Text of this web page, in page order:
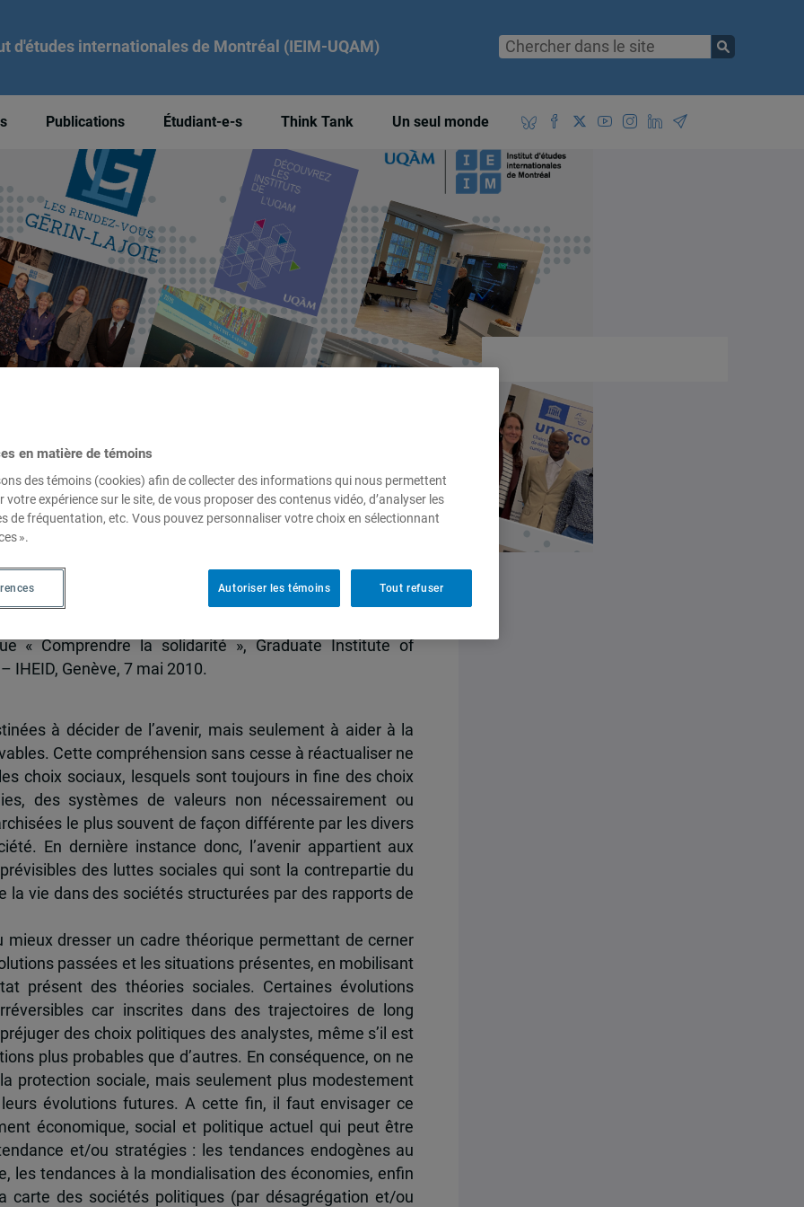
d'études internationales de Montréal (IEIM-UQAM)
Publications Étudiant-e-s Think Tank Un seul monde
et lien territorial :
dans la mondialisation
« Comprendre la solidarité », Graduate Institute of
IHEID, Genève, 7 mai 2010.
à décider de l’avenir, mais seulement à aider à la
Cette compréhension sans cesse à réactualiser ne
choix sociaux, lesquels sont toujours in fine des choix
des systèmes de valeurs non nécessairement ou
le plus souvent de façon différente par les divers
En dernière instance donc, l’avenir appartient aux
des luttes sociales qui sont la contrepartie du
la vie dans des sociétés structurées par des rapports de
mieux dresser un cadre théorique permettant de cerner
passées et les situations présentes, en mobilisant
présent des théories sociales. Certaines évolutions
car inscrites dans des trajectoires de long
des choix politiques des analystes, même s’il est
plus probables que d’autres. En conséquence, on ne
protection sociale, mais seulement plus modestement
évolutions futures. A cette fin, il faut envisager ce
économique, social et politique actuel qui peut être
et/ou stratégies : les tendances endogènes au
les tendances à la mondialisation des économies, enfin
carte des sociétés politiques (par désagrégation et/ou
en matière de témoins
des témoins (cookies) afin de collecter des informations qui nous permettent
votre expérience sur le site, de vous proposer des contenus vidéo, d’analyser les
de fréquentation, etc. Vous pouvez personnaliser votre choix en sélectionnant
».
Tout refuser
Autoriser les témoins